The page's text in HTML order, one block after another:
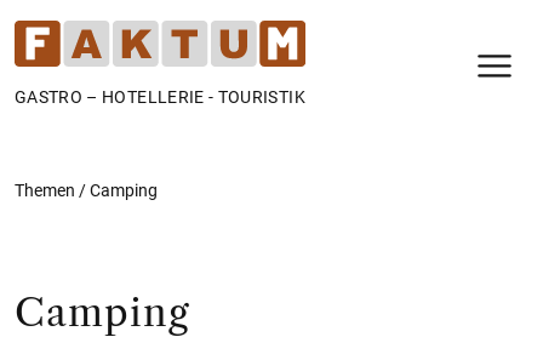
GASTRO – HOTELLERIE - TOURISTIK
Themen /Camping
Camping